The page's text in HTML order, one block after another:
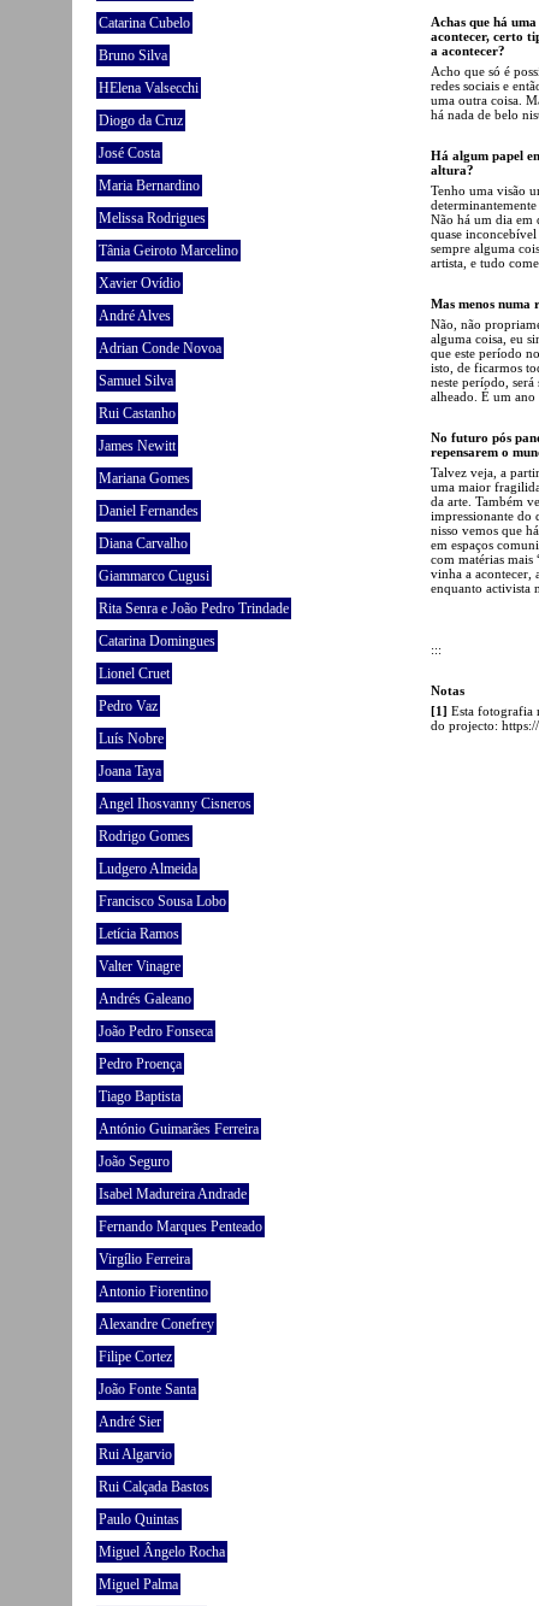
Catarina Cubelo
Bruno Silva
HElena Valsecchi
Diogo da Cruz
José Costa
Maria Bernardino
Melissa Rodrigues
Tânia Geiroto Marcelino
Xavier Ovídio
André Alves
Adrian Conde Novoa
Samuel Silva
Rui Castanho
James Newitt
Mariana Gomes
Daniel Fernandes
Diana Carvalho
Giammarco Cugusi
Rita Senra e João Pedro Trindade
Catarina Domingues
Lionel Cruet
Pedro Vaz
Luís Nobre
Joana Taya
Angel Ihosvanny Cisneros
Rodrigo Gomes
Ludgero Almeida
Francisco Sousa Lobo
Letícia Ramos
Valter Vinagre
Andrés Galeano
João Pedro Fonseca
Pedro Proença
Tiago Baptista
António Guimarães Ferreira
João Seguro
Isabel Madureira Andrade
Fernando Marques Penteado
Virgílio Ferreira
Antonio Fiorentino
Alexandre Conefrey
Filipe Cortez
João Fonte Santa
André Sier
Rui Algarvio
Rui Calçada Bastos
Paulo Quintas
Miguel Ângelo Rocha
Miguel Palma
Achas que há
acontecer, certo
a acontecer?
Acho que só é
redes sociais e
uma outra coisa.
há nada de belo
Há algum papel
altura?
Tenho uma visão
Não há um dia em
quase inconcebível
sempre alguma
artista, e tudo
Mas menos numa
Não, não
alguma coisa, eu
que este período
isto, de ficarmos
neste período,
alheado. É um
No futuro pós
repensarem o
Talvez veja, a
uma maior
da arte. Também
impressionante do
nisso vemos que
em espaços
com matérias mais
vinha a acontecer,
enquanto activista
:::
Notas
[1] Esta fotografia
do projecto: